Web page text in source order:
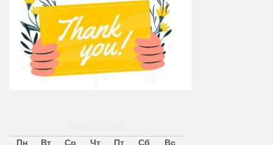
Пн
Вт Ср Чт Пт Сб Вс